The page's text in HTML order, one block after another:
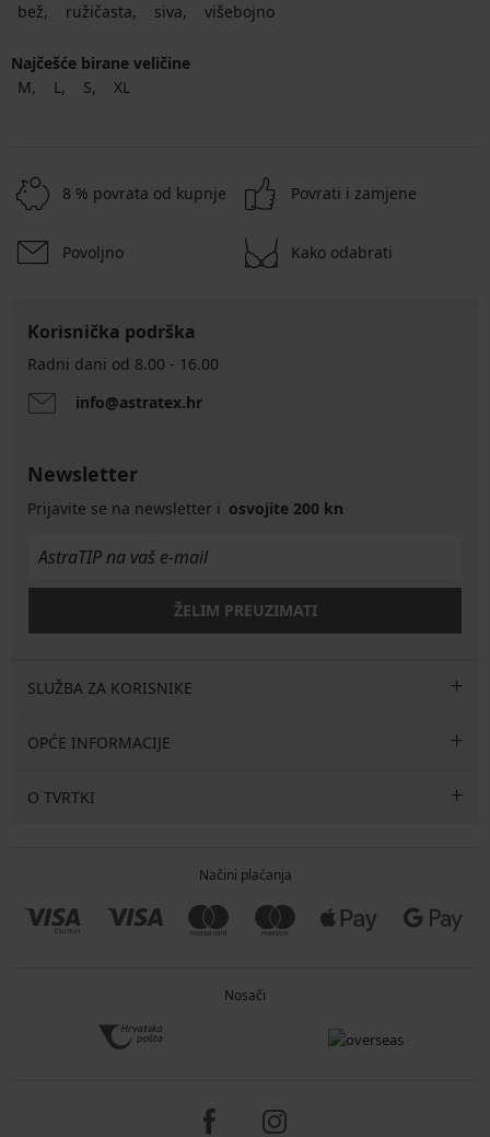
bež
ružičasta siva višebojno
Najčešće birane veličine
M
L S XL
8 % povrata od kupnje Povrati i zamjene
Povoljno Kako odabrati
Korisnička podrška
Radni dani od 8.00 - 16.00
info@astratex.hr
Newsletter
Prijavite se na newsletter i osvojite 200 kn
ŽELIM PREUZIMATI
SLUŽBA ZA KORISNIKE
OPĆE INFORMACIJE
O TVRTKI
Načini plaćanja
Nosači